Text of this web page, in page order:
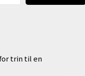
trin til en